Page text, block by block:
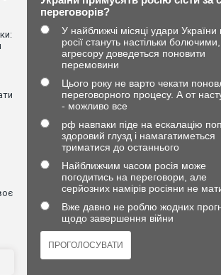
переговорів?
У найближчі місяці удари України
росії стануть настільки
агресору доведеться поновити
перемовини
Цього року не варто чекати
переговорного процесу. А от
- можливо все
рф навпаки піде на ескалацію
здоровий глузд і намагатиметься
триматися до останнього
Найближчим часом росія може
погодитись на переговори, але
серйозних намірів росіяни не
Вже давно не роблю жодних
щодо завершення війни